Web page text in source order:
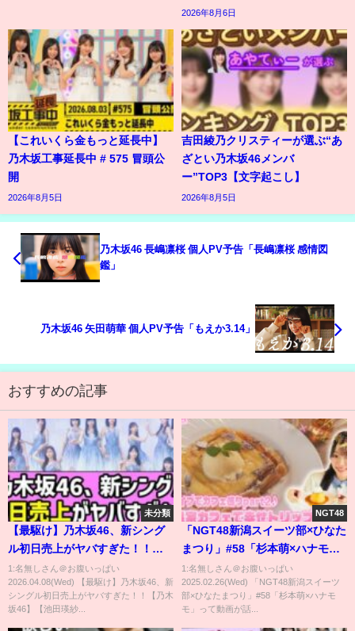
2026年8月6日
【これいくら金もっと延長中】
乃木坂工事延長中 # 575 冒頭公
開
2026年8月5日
吉田綾乃クリスティーが選ぶ“あ
ざとい乃木坂46メンバ
ー”TOP3【文字起こし】
2026年8月5日
乃木坂46 長嶋凛桜 個人PV予告「長嶋凛桜 感情図
鑑」
乃木坂46 矢田萌華 個人PV予告「もえか3.14」
おすすめの記事
未分類
【最駆け】乃木坂46、新シング
ル初日売上がヤバすぎた！！
【乃木坂46】【池田瑛紗】
1:名無しさん＠お腹いっぱい
2026.04.08(Wed) 【最駆け】乃木坂46、新
シングル初日売上がヤバすぎた！！【乃木
坂46】【池田瑛紗...
NGT48
「NGT48新潟スイーツ部×ひなた
まつり」#58「杉本萌×ハナモ
モ」
1:名無しさん＠お腹いっぱい
2025.02.26(Wed) 「NGT48新潟スイーツ
部×ひなたまつり」#58「杉本萌×ハナモ
モ」って動画が話...